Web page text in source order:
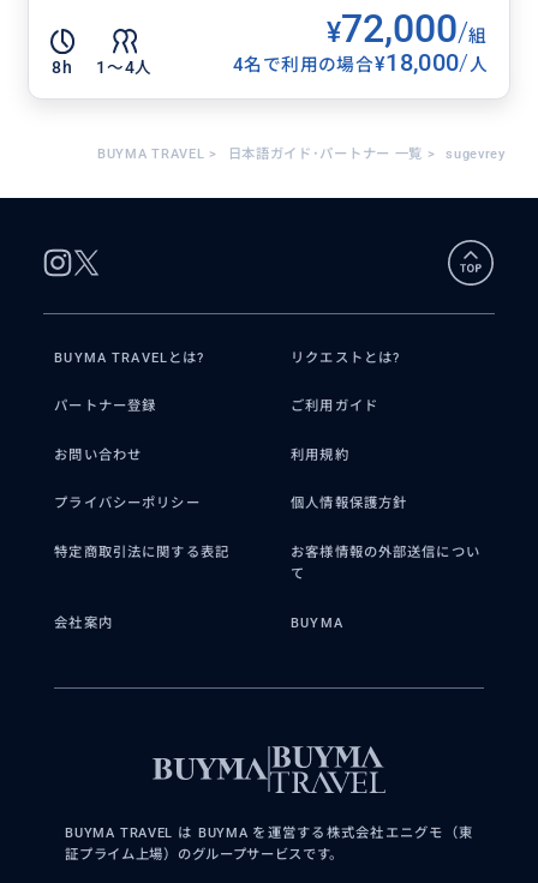
8h 1〜4人
¥72,000/組
4名で利用の場合¥18,000/人
BUYMA TRAVEL > 日本語ガイド･パートナー 一覧 > sugevrey
BUYMA TRAVELとは? リクエストとは?
パートナー登録 ご利用ガイド
お問い合わせ 利用規約
プライバシーポリシー 個人情報保護方針
特定商取引法に関する表記
お客様情報の外部送信につい
て
会社案内 BUYMA
BUYMA TRAVEL は BUYMA を運営する株式会社エニグモ（東
証プライム上場）のグループサービスです。